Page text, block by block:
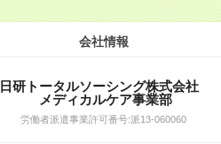
会社情報
日研トータルソーシング株式会社
メディカルケア事業部
労働者派遣事業許可番号:派13-060060